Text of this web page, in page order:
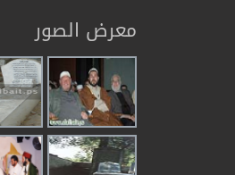
معرض الصور